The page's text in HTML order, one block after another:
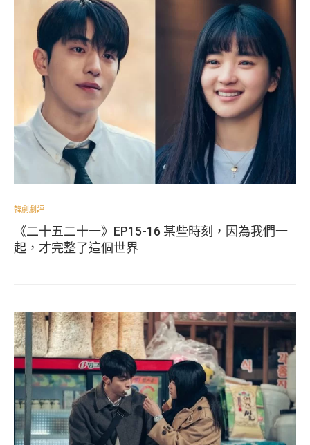
韓劇劇評
《二十五二十一》EP15-16 某些時刻，因為我們一
起，才完整了這個世界